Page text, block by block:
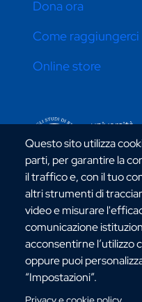
Questo sito utilizza
parti, per garantire la
il traffico e, con il tuo
altri strumenti di
video e misurare
comunicazione
acconsentirne l’utilizzo
oppure puoi
“Impostazioni”.
CONTATTI ATENEO
Via dell'Università, 25 -
C.F. 80006510806
urp@unirc.it
PEC:
Dona ora
Come raggiungerci
Online store